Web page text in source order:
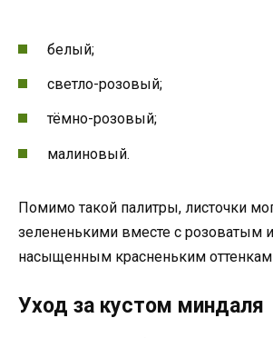
белый;
светло-розовый;
тёмно-розовый;
малиновый.
Помимо такой палитры, листочки
зелененькими вместе с розоватым
насыщенным красненьким
Уход за кустом миндаля